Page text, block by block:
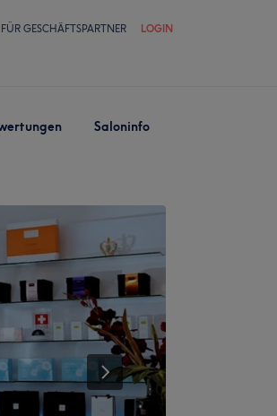
FÜR GESCHÄFTSPARTNER LOGIN
Saloninfo